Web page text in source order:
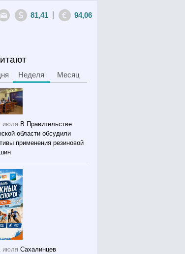
81,41 94,06
Неделя Месяц
июля В Правительстве
области обсудили
применения резиновой
июля Сахалинцев